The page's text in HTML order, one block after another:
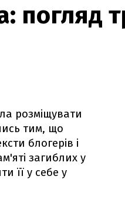
погляд
розміщувати
тим, що
блогерів і
загиблих у
її у себе у